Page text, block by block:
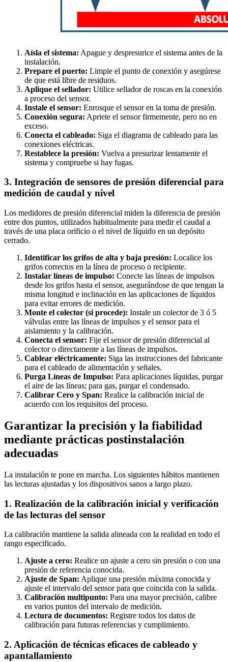
Aísla el sistema: Apague y despresurice el sistema antes de la
instalación.
Prepare el puerto: Limpie el punto de conexión y asegúrese
de que está libre de residuos.
Aplique el sellador: Utilice sellador de roscas en la conexión
a proceso del sensor.
Instale el sensor: Enrosque el sensor en la toma de presión.
Conexión segura: Apriete el sensor firmemente, pero no en
exceso.
Conecta el cableado: Siga el diagrama de cableado para las
conexiones eléctricas.
Restablece la presión: Vuelva a presurizar lentamente el
sistema y compruebe si hay fugas.
3. Integración de sensores de presión diferencial para
medición de caudal y nivel
Los medidores de presión diferencial miden la diferencia de presión
entre dos puntos, utilizados habitualmente para medir el caudal a
través de una placa orificio o el nivel de líquido en un depósito
cerrado.
Identificar los grifos de alta y baja presión: Localice los
grifos correctos en la línea de proceso o recipiente.
Instalar líneas de impulso: Conecte las líneas de impulsos
desde los grifos hasta el sensor, asegurándose de que tengan la
misma longitud e inclinación en las aplicaciones de líquidos
para evitar errores de medición.
Monte el colector (si procede): Instale un colector de 3 ó 5
válvulas entre las líneas de impulsos y el sensor para el
aislamiento y la calibración.
Conecta el sensor: Fije el sensor de presión diferencial al
colector o directamente a las líneas de impulsos.
Cablear eléctricamente: Siga las instrucciones del fabricante
para el cableado de alimentación y señales.
Purga Líneas de Impulso: Para aplicaciones líquidas, purgar
el aire de las líneas; para gas, purgar el condensado.
Calibrar Cero y Span: Realice la calibración inicial de
acuerdo con los requisitos del proceso.
Garantizar la precisión y la fiabilidad
mediante prácticas postinstalación
adecuadas
La instalación te pone en marcha. Los siguientes hábitos mantienen
las lecturas ajustadas y los dispositivos sanos a largo plazo.
1. Realización de la calibración inicial y verificación
de las lecturas del sensor
La calibración mantiene la salida alineada con la realidad en todo el
rango especificado.
Ajuste a cero: Realice un ajuste a cero sin presión o con una
presión de referencia conocida.
Ajuste de Span: Aplique una presión máxima conocida y
ajuste el intervalo del sensor para que coincida con la salida.
Calibración multipunto: Para una mayor precisión, calibre
en varios puntos del intervalo de medición.
Lectura de documentos: Registre todos los datos de
calibración para futuras referencias y cumplimiento.
2. Aplicación de técnicas eficaces de cableado y
apantallamiento